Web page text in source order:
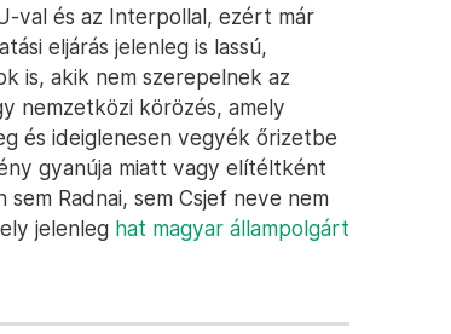
val és az Interpollal, ezért már
eljárás jelenleg is lassú,
is, akik nem szerepelnek az
nemzetközi körözés, amely
és ideiglenesen vegyék őrizetbe
gyanúja miatt vagy elítéltként
Radnai, sem Csjef neve nem
jelenleg hat magyar állampolgárt